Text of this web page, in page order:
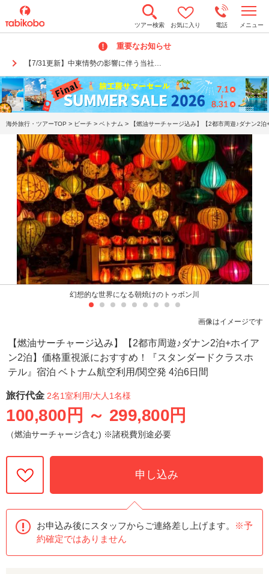
ツアー検索 お気に入り 電話 メニュー
重要なお知らせ
【7/31更新】中東情勢の影響に伴う当社…
o
n
a
v
i
g
a
o
n
海外旅行・ツアーTOP > ビーチ > ベトナム > 【燃油サーチャージ込み】【2都市周遊♪ダナン2
幻想的な世界になる朝焼けのトゥボン川
画像はイメージです
【燃油サーチャージ込み】【2都市周遊♪ダナン2泊+ホイア
ン2泊】価格重視派におすすめ！『スタンダードクラスホ
テル』宿泊 ベトナム航空利用/関空発 4泊6日間
旅行代金 2名1室利用/大人1名様
100,800円 ～ 299,800円
（燃油サーチャージ含む) ※諸税費別途必要
申し込み
お申込み後にスタッフからご連絡差し上げます。
※予
約確定ではありません